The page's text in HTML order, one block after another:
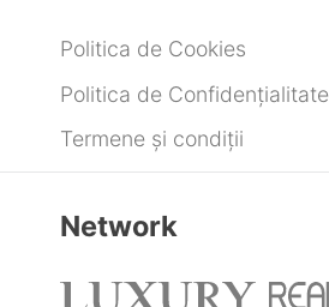
Politica de Cookies
Politica de Confidențialitate
Termene și condiții
Network